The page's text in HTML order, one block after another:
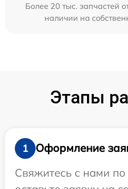
Более 20 тыс. запчастей
наличии на
Этапы
1
Оформление
Свяжитесь с нами